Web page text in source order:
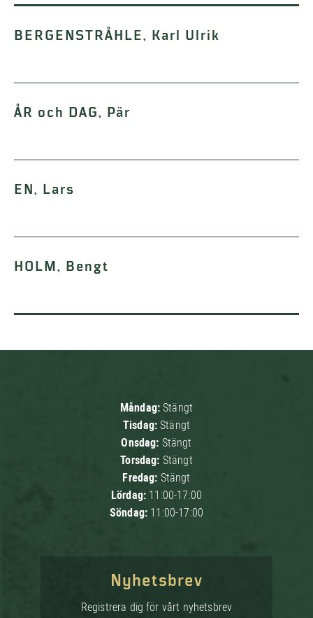
BERGENSTRÅHLE, Karl Ulrik
ÅR och DAG, Pär
EN, Lars
HOLM, Bengt
Måndag:Stängt
Tisdag:Stängt
Onsdag: Stängt
Torsdag: Stängt
Fredag: Stängt
Lördag: 11:00-17:00
Söndag: 11:00-17:00
Nyhetsbrev
Registrera dig för vårt nyhetsbrev